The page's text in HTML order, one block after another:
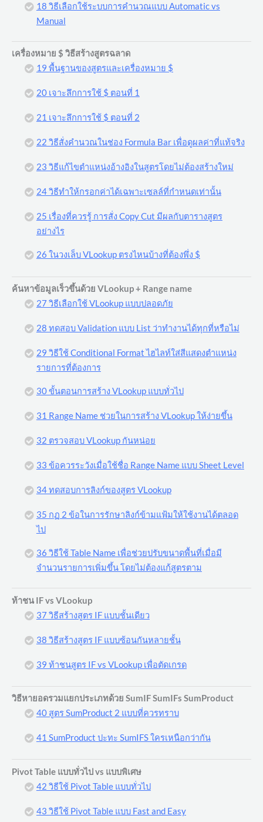
18 วิธีเลือกใช้ระบบการคำนวณแบบ Automatic vs
Manual
เครื่องหมาย $ วิธีสร้างสูตรฉลาด
19 พื้นฐานของสูตรและเครื่องหมาย $
20 เจาะลึกการใช้ $ ตอนที่ 1
21 เจาะลึกการใช้ $ ตอนที่ 2
22 วิธีสั่งคำนวณในช่อง Formula Bar เพื่อดูผลค่าที่แท้จริง
23 วิธีแก้ไขตำแหน่งอ้างอิงในสูตรโดยไม่ต้องสร้างใหม่
24 วิธีทำให้กรอกค่าได้เฉพาะเซลล์ที่กำหนดเท่านั้น
25 เรื่องที่ควรรู้ การสั่ง Copy Cut มีผลกับตารางสูตร
อย่างไร
26 ในวงเล็บ VLookup ตรงไหนบ้างที่ต้องพึ่ง $
ค้นหาข้อมูลเร็วขึ้นด้วย VLookup + Range name
27 วิธีเลือกใช้ VLookup แบบปลอดภัย
28 ทดสอบ Validation แบบ List ว่าทำงานได้ทุกที่หรือไม่
29 วิธีใช้ Conditional Format ไฮไลท์ใส่สีแสดงตำแหน่ง
รายการที่ต้องการ
30 ขั้นตอนการสร้าง VLookup แบบทั่วไป
31 Range Name ช่วยในการสร้าง VLookup ให้ง่ายขึ้น
32 ตรวจสอบ VLookup กันหน่อย
33 ข้อควรระวังเมื่อใช้ชื่อ Range Name แบบ Sheet Level
34 ทดสอบการลิงก์ของสูตร VLookup
35 กฏ 2 ข้อในการรักษาลิงก์ข้ามแฟ้มให้ใช้งานได้ตลอด
ไป
36 วิธีใช้ Table Name เพื่อช่วยปรับขนาดพื้นที่เมื่อมี
จำนวนรายการเพิ่มขึ้น โดยไม่ต้องแก้สูตรตาม
ท้าชน IF vs VLookup
37 วิธีสร้างสูตร IF แบบชั้นเดียว
38 วิธีสร้างสูตร IF แบบซ้อนกันหลายชั้น
39 ท้าชนสูตร IF vs VLookup เพื่อตัดเกรด
วิธีหายอดรวมแยกประเภทด้วย SumIF SumIFs SumProduct
40 สูตร SumProduct 2 แบบที่ควรทราบ
41 SumProduct ปะทะ SumIFS ใครเหนือกว่ากัน
Pivot Table แบบทั่วไป vs แบบพิเศษ
42 วิธีใช้ Pivot Table แบบทั่วไป
43 วิธีใช้ Pivot Table แบบ Fast and Easy